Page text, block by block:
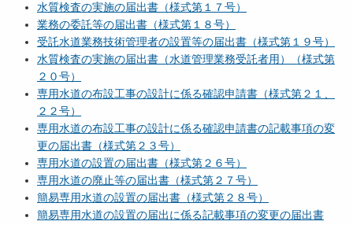
水質検査の実施の届出書（様式第１７号）
業務の委託等の届出書（様式第１８号）
受託水道業務技術管理者の設置等の届出書（様式第１９号）
水質検査の実施の届出書（水道管理業務受託者用）（様式第
２０号）
専用水道の布設工事の設計に係る確認申請書（様式第２１、
２２号）
専用水道の布設工事の設計に係る確認申請書の記載事項の変
更の届出書（様式第２３号）
専用水道の設置の届出書（様式第２６号）
専用水道の廃止等の届出書（様式第２７号）
簡易専用水道の設置の届出書（様式第２８号）
簡易専用水道の設置の届出に係る記載事項の変更の届出書